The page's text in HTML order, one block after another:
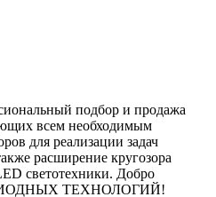
подбор и продажа
всем необходимым
для реализации задач
расширение кругозора
светотехники. Добро
ТЕХНОЛОГИЙ!